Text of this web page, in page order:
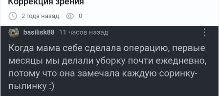
«Поймать кант» — это выражение, которое обозначает падение по
причине слишком сильного зарезания канта доски в склон. Кант
— это металлическая часть по бокам лыжи/борда, отвечающая за
сцепление с поверхностью.
На портрете Иммануи́л Кант в свои лучшие
2 года назад 0